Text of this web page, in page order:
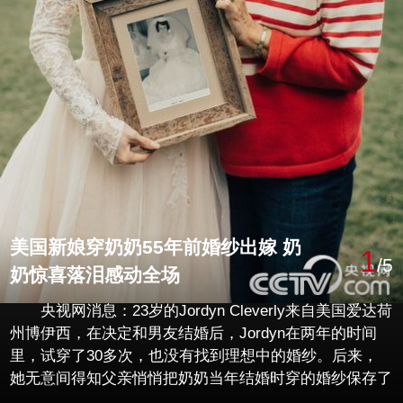
美国新娘穿奶奶55年前婚纱出嫁 奶
奶惊喜落泪感动全场
1/5
央视网消息：23岁的Jordyn Cleverly来自美国爱达荷
州博伊西，在决定和男友结婚后，Jordyn在两年的时间
里，试穿了30多次，也没有找到理想中的婚纱。后来，
她无意间得知父亲悄悄把奶奶当年结婚时穿的婚纱保存了